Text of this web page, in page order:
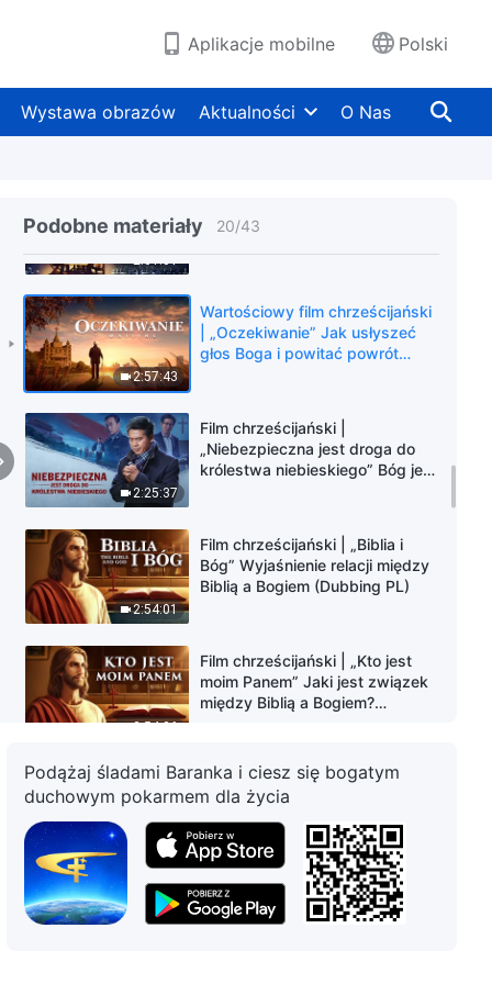
Aplikacje mobilne Polski
Wystawa obrazów Aktualności O Nas
Podobne materiały 20/43
powracającego Pana Jezusa
2:01:01
możemy powitać Pana Jezusa
„Przepiękny głos” | Film
chrześcijański
2:57:43
Wartościowy film chrześcijański
| „Oczekiwanie” Jak usłyszeć
głos Boga i powitać powrót
2:25:37
Film chrześcijański |
„Niebezpieczna jest droga do
królestwa niebieskiego” Bóg jest
2:54:01
Film chrześcijański | „Biblia i
Bóg” Wyjaśnienie relacji między
Biblią a Bogiem (Dubbing PL)
2:54:06
Film chrześcijański | „Kto jest
moim Panem” Jaki jest związek
między Biblią a Bogiem?
3:01:08
Film chrześcijański | „Tajemnica
pobożności” Pan Jezus powrócił
do ciała (Dubbing PL)
Film chrześcijański | „Ujawnić
tajemnicę Biblii” Ujawnienie
Podążaj śladami Baranka i ciesz się bogatym
duchowym pokarmem dla życia